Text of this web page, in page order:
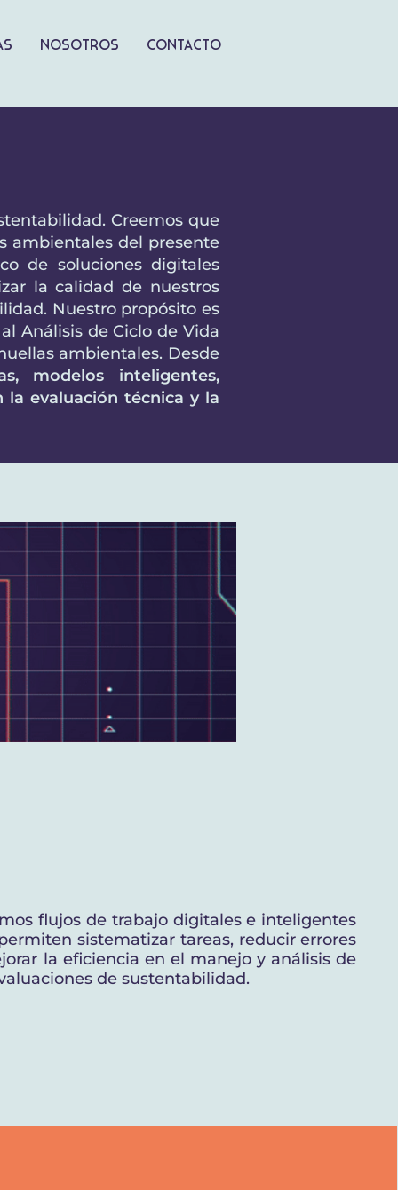
Nosotros Contacto
Creemos que
ambientales del presente
de soluciones digitales
la calidad de nuestros
Nuestro propósito es
Análisis de Ciclo de Vida
ambientales. Desde
modelos inteligentes,
evaluación técnica y la
flujos de trabajo digitales e inteligentes
sistematizar tareas, reducir errores
la eficiencia en el manejo y análisis de
de sustentabilidad.